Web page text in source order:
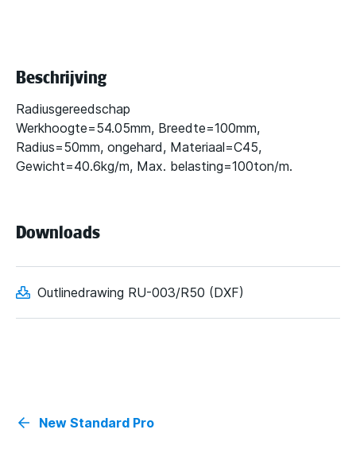
Beschrijving
Radiusgereedschap
Werkhoogte=54.05mm, Breedte=100mm,
Radius=50mm, ongehard, Materiaal=C45,
Gewicht=40.6kg/m, Max. belasting=100ton/m.
Downloads
Outlinedrawing RU-003/R50 (DXF)
New Standard Pro